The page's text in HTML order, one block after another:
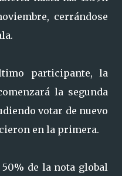
cerrándose
participante, la
la segunda
votar de nuevo
en la primera.
de la nota global